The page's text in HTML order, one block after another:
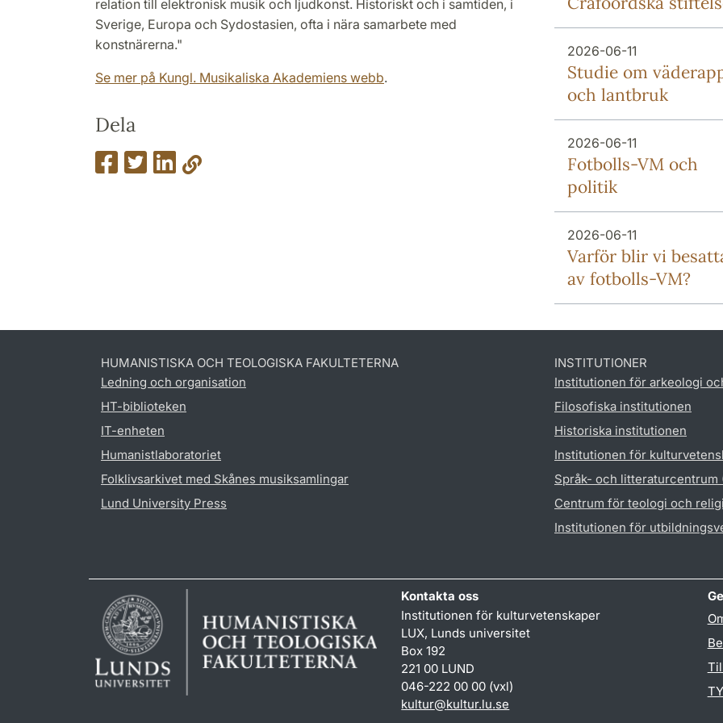
relation till elektronisk musik och ljudkonst. Historiskt och i samtiden, i
Sverige, Europa och Sydostasien, ofta i nära samarbete med
konstnärerna."
Se mer på Kungl. Musikaliska Akademiens webb.
Dela
2026-06-11
Studie om
och lantbruk
2026-06-11
Fotbolls-VM och
politik
2026-06-11
Varför blir vi
av fotbolls-VM?
HUMANISTISKA OCH TEOLOGISKA FAKULTETERNA
Ledning och organisation
HT-biblioteken
IT-enheten
Humanistlaboratoriet
Folklivsarkivet med Skånes musiksamlingar
Lund University Press
INSTITUTIONER
Institutionen för arkeologi
Filosofiska institutionen
Historiska institutionen
Institutionen för
Språk- och litteraturcentrum
Centrum för teologi och
Institutionen för
Kontakta oss
Institutionen för kulturvetenskaper
LUX, Lunds universitet
Box 192
221 00 LUND
046-222 00 00 (vxl)
kultur@kultur.lu.se